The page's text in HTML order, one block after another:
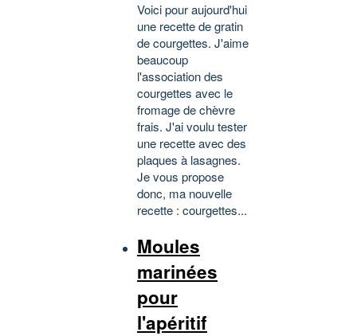
Voici pour aujourd'hui
une recette de gratin
de courgettes. J'aime
beaucoup
l'association des
courgettes avec le
fromage de chèvre
frais. J'ai voulu tester
une recette avec des
plaques à lasagnes.
Je vous propose
donc, ma nouvelle
recette : courgettes...
Moules
marinées
pour
l'apéritif